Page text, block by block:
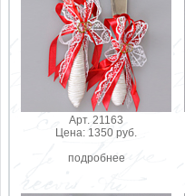
Арт. 21163
Цена: 1350 руб.
подробнее